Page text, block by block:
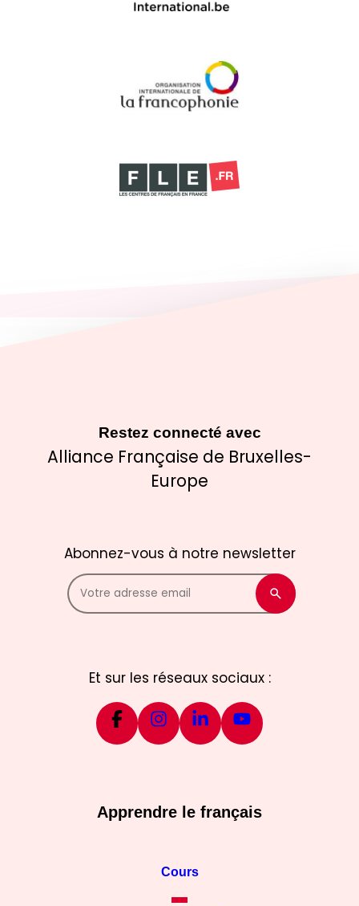
Restez connecté avec
Alliance Française de Bruxelles-
Europe
Abonnez-vous à notre newsletter
Et sur les réseaux sociaux :
Apprendre le français
Cours